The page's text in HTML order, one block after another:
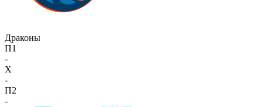
Драконы
П1
-
X
-
П2
-